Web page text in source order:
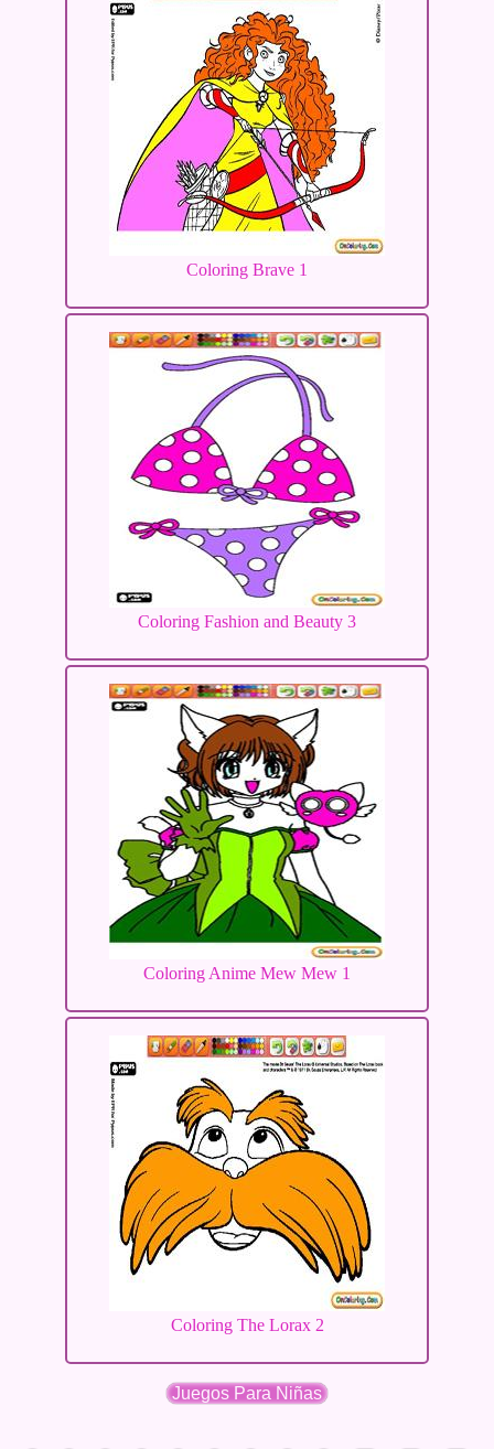
Coloring Brave 1
Coloring Fashion and Beauty 3
Coloring Anime Mew Mew 1
Coloring The Lorax 2
Juegos Para Niñas